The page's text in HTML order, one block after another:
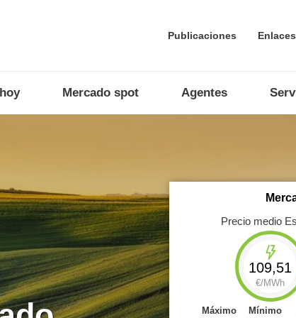
Publicaciones Enlaces
Mercado spot Agentes
con
en
Precio medio
109,51
€/MWh
Máximo
Mínimo